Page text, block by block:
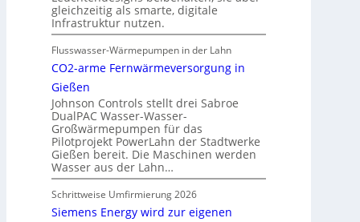
gleichzeitig als smarte, digitale
Infrastruktur nutzen.
Flusswasser-Wärmepumpen in der Lahn
CO2-arme Fernwärmeversorgung in
Gießen
Johnson Controls stellt drei Sabroe
DualPAC Wasser-Wasser-
Großwärmepumpen für das
Pilotprojekt PowerLahn der Stadtwerke
Gießen bereit. Die Maschinen werden
Wasser aus der Lahn…
Schrittweise Umfirmierung 2026
Siemens Energy wird zur eigenen